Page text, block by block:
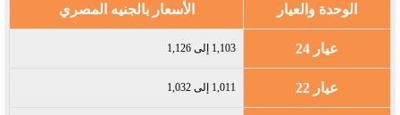
الوحدة والعيار الأسعار بالجنيه المصري
عيار 24 1,103 إلى 1,126
عيار 22 1,011 إلى 1,032